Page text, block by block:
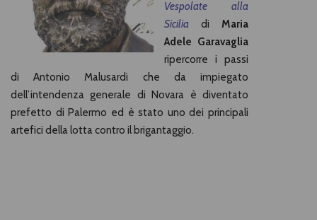
Vespolate alla
Sicilia di Maria
Adele Garavaglia
ripercorre i passi
di Antonio Malusardi che da impiegato
dell’intendenza generale di Novara è diventato
prefetto di Palermo ed è stato uno dei principali
artefici della lotta contro il brigantaggio.